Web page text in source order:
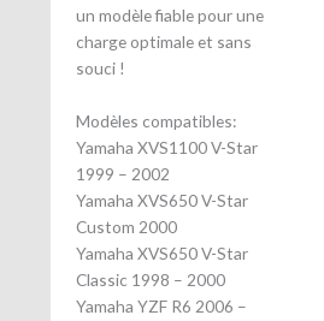
un modèle fiable pour une
charge optimale et sans
souci !
Modèles compatibles:
Yamaha XVS1100 V-Star
1999 – 2002
Yamaha XVS650 V-Star
Custom 2000
Yamaha XVS650 V-Star
Classic 1998 – 2000
Yamaha YZF R6 2006 –